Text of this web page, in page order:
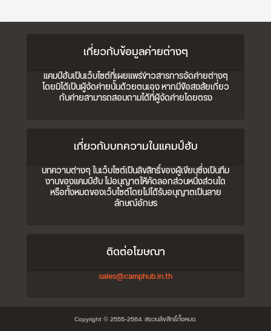
เกี่ยวกับข้อมูลค่ายต่างๆ
แคมป์ฮับเป็นเว็บไซต์ที่เผยแพร่ข่าวสารการจัดค่ายต่างๆ
โดยมิได้เป็นผู้จัดค่ายนั้นด้วยตนเอง หากมีข้อสงสัยเกี่ยว
กับค่ายสามารถสอบถามได้ที่ผู้จัดค่ายโดยตรง
เกี่ยวกับบทความในแคมป์ฮับ
บทความต่างๆ ในเว็บไซต์เป็นลิขสิทธิ์ของผู้เขียนซึ่งเป็นทีม
งานของแคมป์ฮับ ไม่อนุญาตให้คัดลอกส่วนหนึ่งส่วนใด
หรือทั้งหมดของเว็บไซต์โดยไม่ได้รับอนุญาตเป็นลาย
ลักษณ์อักษร
ติดต่อโฆษณา
sales@camphub.in.th
Copyright © 2555-2564. สงวนลิขสิทธิ์ทั้งหมด.